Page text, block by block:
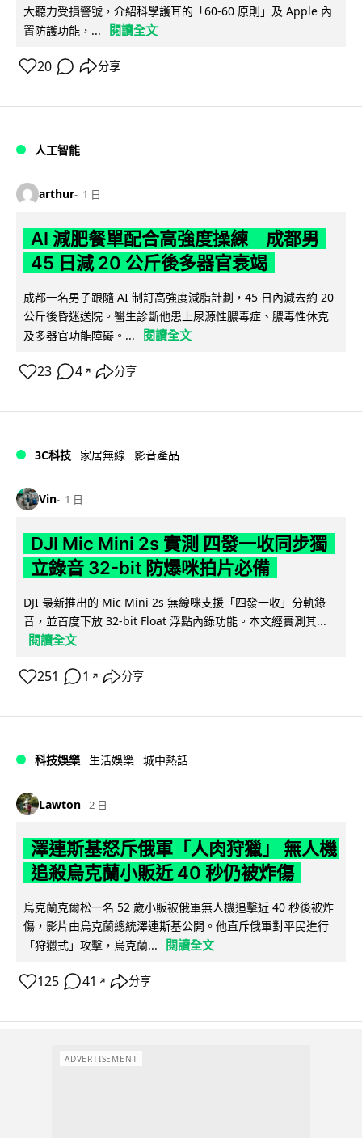
大聽力受損警號，介紹科學護耳的「60-60 原則」及 Apple 內
置防護功能，...
閱讀全文
20 分享
人工智能
arthur 1 日
AI 減肥餐單配合高強度操練 成都男
45 日減 20 公斤後多器官衰竭
成都一名男子跟隨 AI 制訂高強度減脂計劃，45 日內減去約 20
公斤後昏迷送院。醫生診斷他患上尿源性膿毒症、膿毒性休克
及多器官功能障礙。...
閱讀全文
23 4 ↗ 分享
3C科技 家居無線 影音產品
Vin 1 日
DJI Mic Mini 2s 實測 四發一收同步獨
立錄音 32-bit 防爆咪拍片必備
DJI 最新推出的 Mic Mini 2s 無線咪支援「四發一收」分軌錄
音，並首度下放 32-bit Float 浮點內錄功能。本文經實測其...
閱讀全文
251 1 ↗ 分享
科技娛樂 生活娛樂 城中熱話
Lawton 2 日
澤連斯基怒斥俄軍「人肉狩獵」 無人機
追殺烏克蘭小販近 40 秒仍被炸傷
烏克蘭克爾松一名 52 歲小販被俄軍無人機追擊近 40 秒後被炸
傷，影片由烏克蘭總統澤連斯基公開。他直斥俄軍對平民進行
「狩獵式」攻擊，烏克蘭...
閱讀全文
125 41 ↗ 分享
ADVERTISEMENT